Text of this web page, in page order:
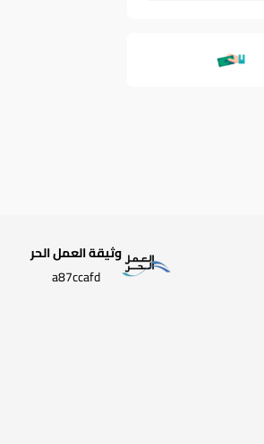
وثيقة العمل الحر
a87ccafd